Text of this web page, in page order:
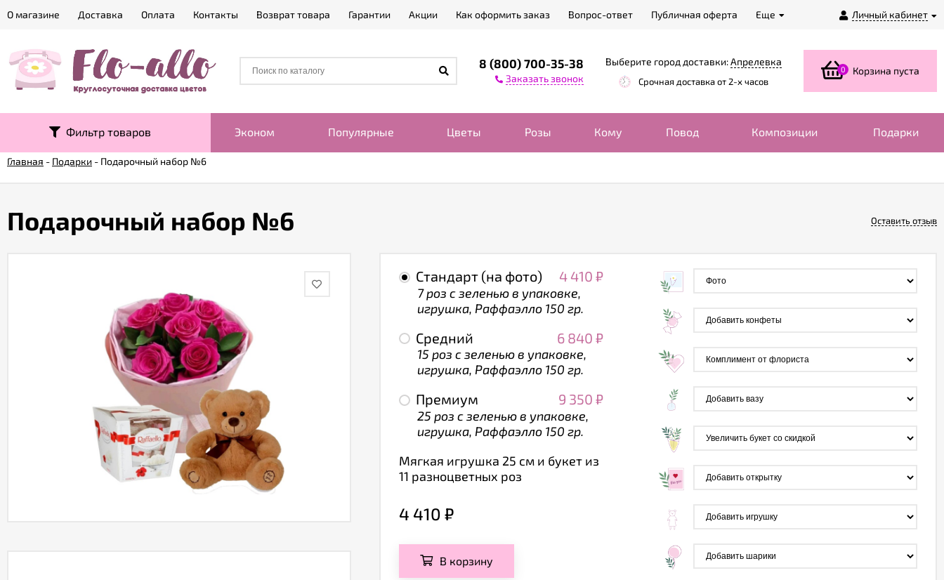
Личный кабинет
О магазине Доставка Оплата Контакты Возврат товара Гарантии Акции Как оформить заказ Вопрос-ответ Публичная оферта Еще
8 (800) 700-35-38
Заказать звонок
Выберите город доставки:Апрелевка
Срочная доставка от 2-х часов
0 Корзина пуста
Фильтр товаров Эконом Популярные Цветы Розы Кому Повод Композиции Подарки
Главная - Подарки - Подарочный набор №6
Подарочный набор №6 Оставить отзыв
Стандарт (на фото) 4 410 ₽
7 роз с зеленью в упаковке,
игрушка, Раффаэлло 150 гр.
Средний 6 840 ₽
15 роз с зеленью в упаковке,
игрушка, Раффаэлло 150 гр.
Премиум 9 350 ₽
25 роз с зеленью в упаковке,
игрушка, Раффаэлло 150 гр.
Мягкая игрушка 25 см и букет из
11 разноцветных роз
4 410 ₽
В корзину